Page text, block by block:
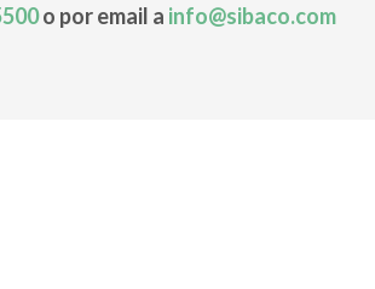
o por email a info@sibaco.com